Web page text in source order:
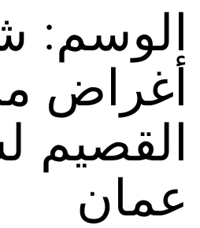
الوسم:
أغراض
القصيم
عمان